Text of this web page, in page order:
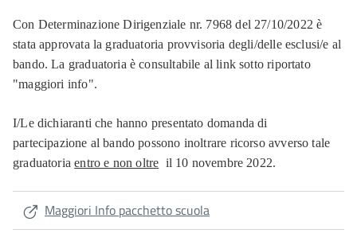
Con Determinazione Dirigenziale nr. 7968 del 27/10/2022 è
stata approvata la graduatoria provvisoria degli/delle esclusi/e al
bando. La graduatoria è consultabile al link sotto riportato
"maggiori info".
I/Le dichiaranti che hanno presentato domanda di
partecipazione al bando possono inoltrare ricorso avverso tale
graduatoriaentro e non oltre il 10 novembre 2022.
Maggiori Info pacchetto scuola